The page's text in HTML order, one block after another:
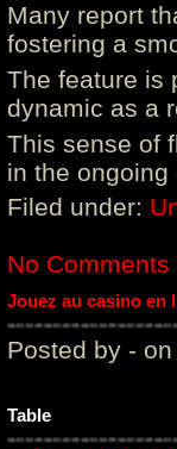
Many report
fostering a
The feature is
dynamic as a
This sense of
in the ongoing
Filed under:
No Comments
Jouez au casino en
Posted by - on
Table